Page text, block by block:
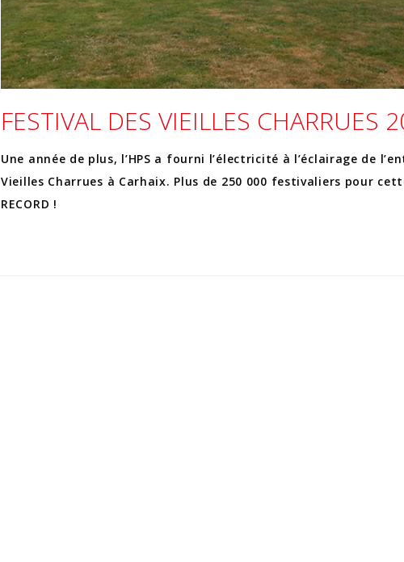
FESTIVAL DES VIEILLES CHARRUES
Une année de plus, l’HPS a fourni l’électricité à l’éclairage de
Vieilles Charrues à Carhaix. Plus de 250 000 festivaliers pour
RECORD !